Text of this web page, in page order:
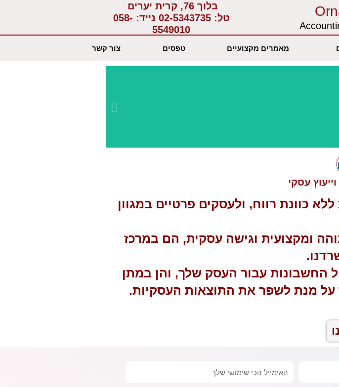
בלוך 76, קרית יערים
טל:02-5343735 נייד: 058-
5549010
מאמרים מקצועיים טפסים צור קשר
עסקי
כוונת רווח, ולעסקים פרטיים במגוון
ומקצועית וגישה עסקית, הם במרכז
החשבונות עבור העסק שלך, והן במתן
על מנת לשפר את התוצאות העסקיות.
אימייל